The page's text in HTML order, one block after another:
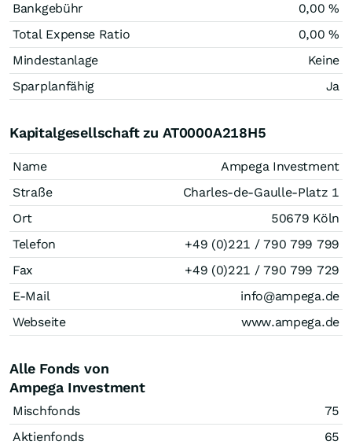
Bankgebühr
0,00 %
Total Expense Ratio
0,00 %
Mindestanlage
Keine
Sparplanfähig
Ja
Kapitalgesellschaft zu AT0000A218H5
Name
Ampega Investment
Straße
Charles-de-Gaulle-Platz 1
Ort
50679 Köln
Telefon
+49 (0)221 / 790 799 799
Fax
+49 (0)221 / 790 799 729
E-Mail
info@ampega.de
Webseite
www.ampega.de
Alle Fonds von
Ampega Investment
Mischfonds
75
Aktienfonds
65